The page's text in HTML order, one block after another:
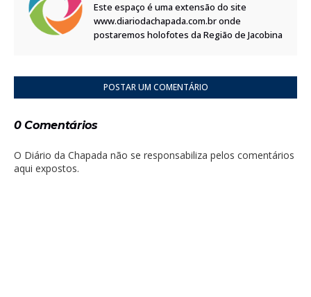
Este espaço é uma extensão do site
www.diariodachapada.com.br onde
postaremos holofotes da Região de Jacobina
POSTAR UM COMENTÁRIO
0 Comentários
O Diário da Chapada não se responsabiliza pelos comentários
aqui expostos.